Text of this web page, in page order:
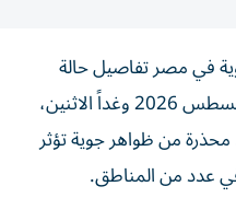
في مصر تفاصيل حالة
الطقس المتوقعة اليوم الأحد 9 أغسطس 2026 وغداً الاثنين،
محذرة من ظواهر جوية تؤثر
في عدد من المناطق.